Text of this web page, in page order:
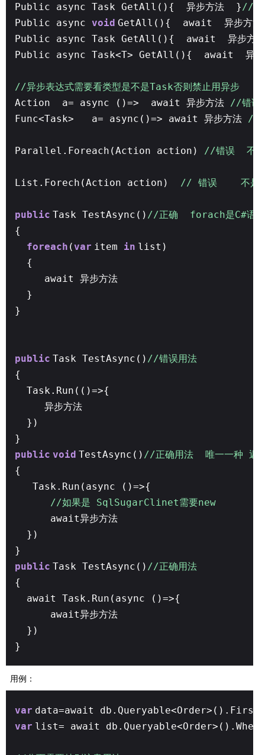
Public async Task GetAll(){ 异步方法 } //错
Public async void GetAll(){ await 异步方
Public async Task GetAll(){ await 异步方
Public async Task<T> GetAll(){ await 异
//异步表达式需要看类型是不是Task否则禁止用异步
Action a= async ()=> await 异步方法
//错误
Func<Task> a= async()=> await 异步方法
//
Parallel.Foreach(Action action) //错误 不是
List.Forech(Action action) // 错误 不是异
public Task TestAsync() //正确 forach是C#语法
{
foreach (var item in list)
{
await 异步方法
}
}
public Task TestAsync() //错误用法
{
Task.Run(()=>{
异步方法
})
}
public void TestAsync() //正确用法 唯一一种 返
{
Task.Run(async ()=>{
//如果是 SqlSugarClinet需要new
await异步方法
})
}
public Task TestAsync() //正确用法
{
await Task.Run(async ()=>{
await异步方法
})
}
用例：
var data=await
var list= await